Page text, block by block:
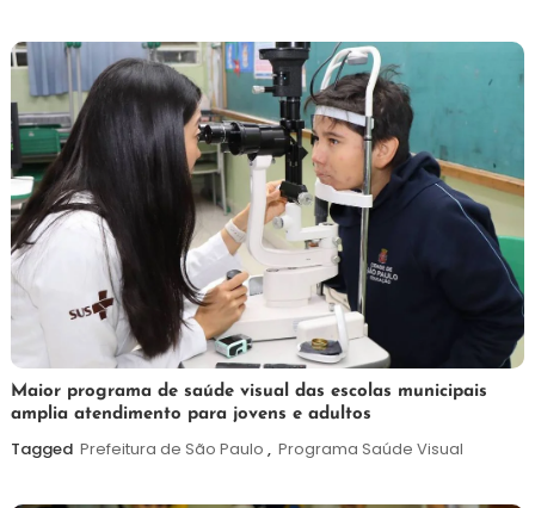
7
de
agosto
Maurilio
Maior programa de saúde visual das escolas municipais
amplia atendimento para jovens e adultos
Tagged Prefeitura de São Paulo , Programa Saúde Visual